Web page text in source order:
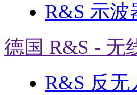
R&S 示波
德国 R&S - 无
R&S 反无